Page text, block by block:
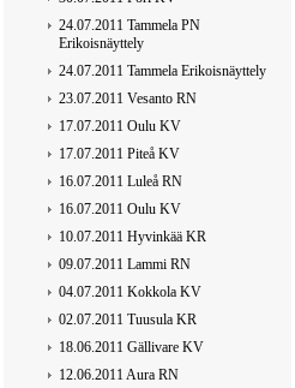
24.07.2011 Tammela PN
Erikoisnäyttely
24.07.2011 Tammela Erikoisnäyttely
23.07.2011 Vesanto RN
17.07.2011 Oulu KV
17.07.2011 Piteå KV
16.07.2011 Luleå RN
16.07.2011 Oulu KV
10.07.2011 Hyvinkää KR
09.07.2011 Lammi RN
04.07.2011 Kokkola KV
02.07.2011 Tuusula KR
18.06.2011 Gällivare KV
12.06.2011 Aura RN